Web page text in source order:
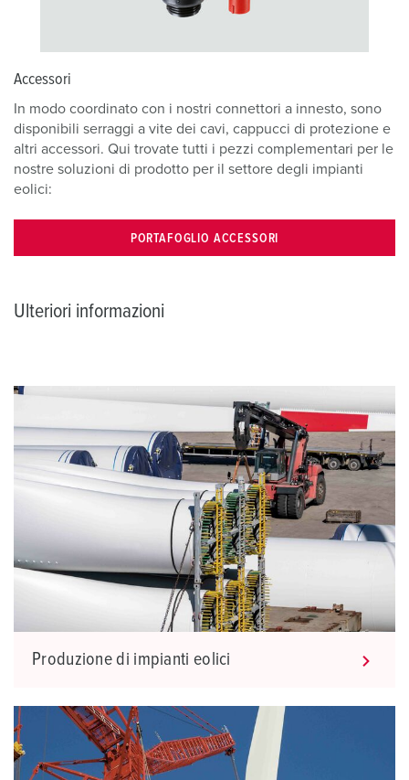
Accessori
In modo coordinato con i nostri connettori a innesto, sono
disponibili serraggi a vite dei cavi, cappucci di protezione e
altri accessori. Qui trovate tutti i pezzi complementari per le
nostre soluzioni di prodotto per il settore degli impianti
eolici:
PORTAFOGLIO ACCESSORI
Ulteriori informazioni
Produzione di impianti eolici